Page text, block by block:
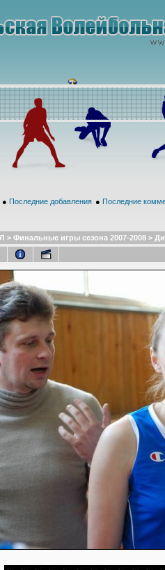
● Последние добавления ● Последние
> Финальные игры сезона 2007-2008 >